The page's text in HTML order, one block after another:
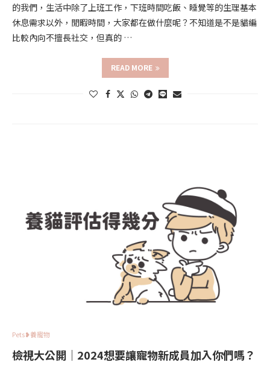
的我們，生活中除了上班工作，下班時間吃飯、睡覺等的生理基本
休息需求以外，閒暇時間，大家都在做什麼呢？不知道是不是貓編
比較內向不擅長社交，但真的 …
READ MORE
Pets❥養寵物
檢視大公開｜2024想要讓寵物新成員加入你們嗎？